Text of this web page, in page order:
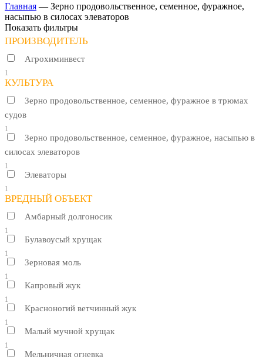
Главная — Зерно продовольственное, семенное, фуражное,
насыпью в силосах элеваторов
Показать фильтры
ПРОИЗВОДИТЕЛЬ
Агрохиминвест
1
КУЛЬТУРА
Зерно продовольственное, семенное, фуражное в трюмах
судов
1
Зерно продовольственное, семенное, фуражное, насыпью в
силосах элеваторов
1
Элеваторы
1
ВРЕДНЫЙ ОБЪЕКТ
Амбарный долгоносик
1
Булавоусый хрущак
1
Зерновая моль
1
Капровый жук
1
Красноногий ветчинный жук
1
Малый мучной хрущак
1
Мельничная огневка